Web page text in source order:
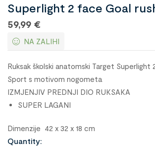
Superlight 2 face Goal
59,99 €
NA ZALIHI
Ruksak školski anatomski Target
Sport s motivom nogometa
IZMJENJIV PREDNJI DIO RUKSAKA
SUPER LAGANI
Dimenzije 42 x 32 x 18 cm
Quantity: